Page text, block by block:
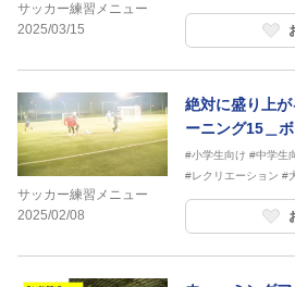
サッカー練習メニュー
2025/03/15
サッカー練習メニュー
2025/02/08
絶対に盛り上
ーニング15＿
って）
#小学生向け #中学生
#レクリエーション #